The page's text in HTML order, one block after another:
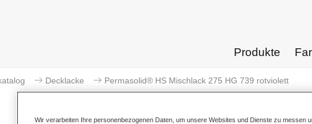
Produkte
Decklacke Permasolid® HS Mischlack 275 HG 739 rotviolett
Wir verarbeiten Ihre personenbezogenen Daten, um unsere Websites und Dienste zu messen